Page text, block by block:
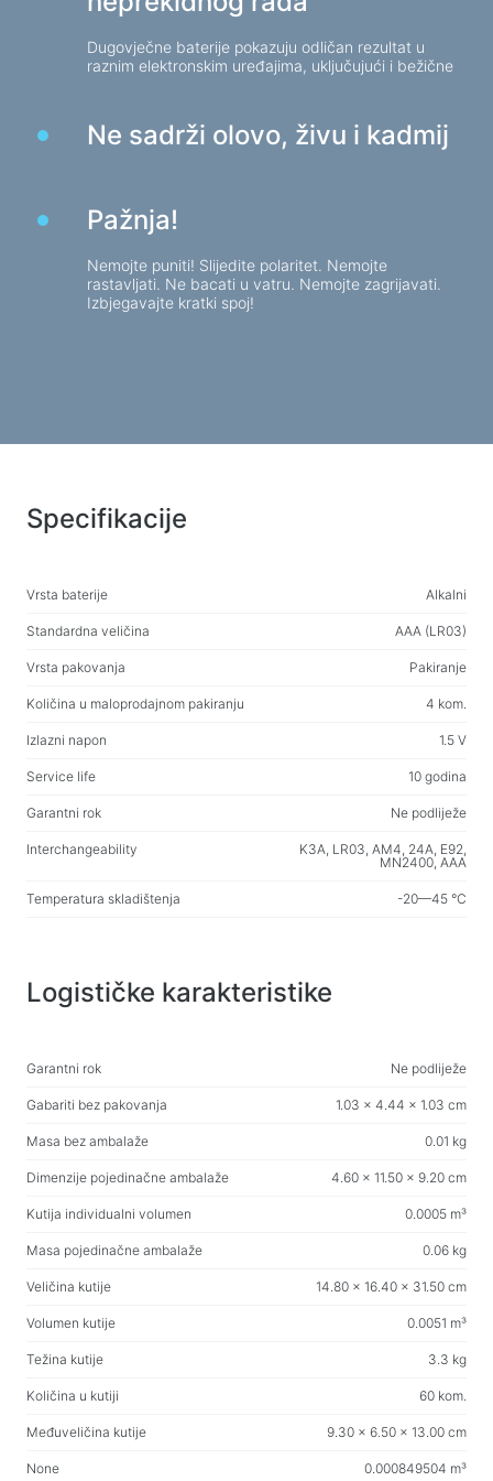
Stolice za igre
Kućišta za računala
Zaštita elektronapajanja
Produžni kabeli za napajanje
Zaštita od napona
Razvodnici
Punjači za auto
Mrežni kabeli
Čitači kartica i USB čvorišta
Kablovi audio/video
Adapteri
Punjači za auto
Web-kamere
Sportske torbe
Stalci za laptope
Torbe i ruksaci za laptope
Putni ruksaci
Koferi na kotačićima
Torbe za organizaciju
Držači za auto
Ruksaci za učenje i slobodno vrijeme
Sredstva za čišćenje
Sredstva za beskontaktno čišćenje
Sprejevi, pjene, gelovi
Dugovječne baterije pokazuju odličan rezultat u
raznim elektronskim uređajima, uključujući i bežične
Ne sadrži olovo, živu i kadmij
Pažnja!
Nemojte puniti! Slijedite polaritet. Nemojte
rastavljati. Ne bacati u vatru. Nemojte zagrijavati.
Izbjegavajte kratki spoj!
Specifikacije
Vrsta baterije Alkalni
Standardna veličina AAA (LR03)
Vrsta pakovanja Pakiranje
Količina u maloprodajnom pakiranju 4 kom.
Izlazni napon 1.5 V
Service life 10 godina
Garantni rok Ne podliježe
Interchangeability
K3A, LR03, AM4, 24A, E92,
MN2400, AAA
Temperatura skladištenja -20—45 °С
Logističke karakteristike
Garantni rok Ne podliježe
Gabariti bez pakovanja 1.03 x 4.44 x 1.03 cm
Masa bez ambalaže 0.01 kg
Dimenzije pojedinačne ambalaže 4.60 x 11.50 x 9.20 cm
Kutija individualni volumen 0.0005 m³
Masa pojedinačne ambalaže 0.06 kg
Veličina kutije 14.80 x 16.40 x 31.50 cm
Volumen kutije 0.0051 m³
Težina kutije 3.3 kg
Količina u kutiji 60 kom.
Međuveličina kutije 9.30 x 6.50 x 13.00 cm
None 0.000849504 m³